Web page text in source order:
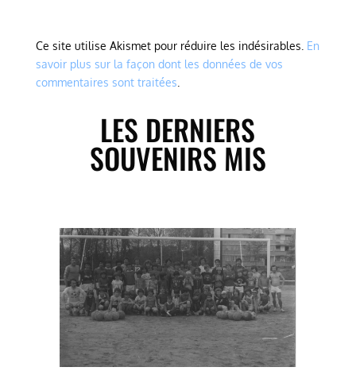
Ce site utilise Akismet pour réduire les indésirables. En
savoir plus sur la façon dont les données de vos
commentaires sont traitées
LES DERNIERS
SOUVENIRS MIS